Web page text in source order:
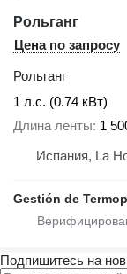
Рольганг
Цена по запросу
Рольганг
1 л.с. (0.74 кВт)
Длина ленты 1
Испания, La
Gestión de
Подпишитесь на